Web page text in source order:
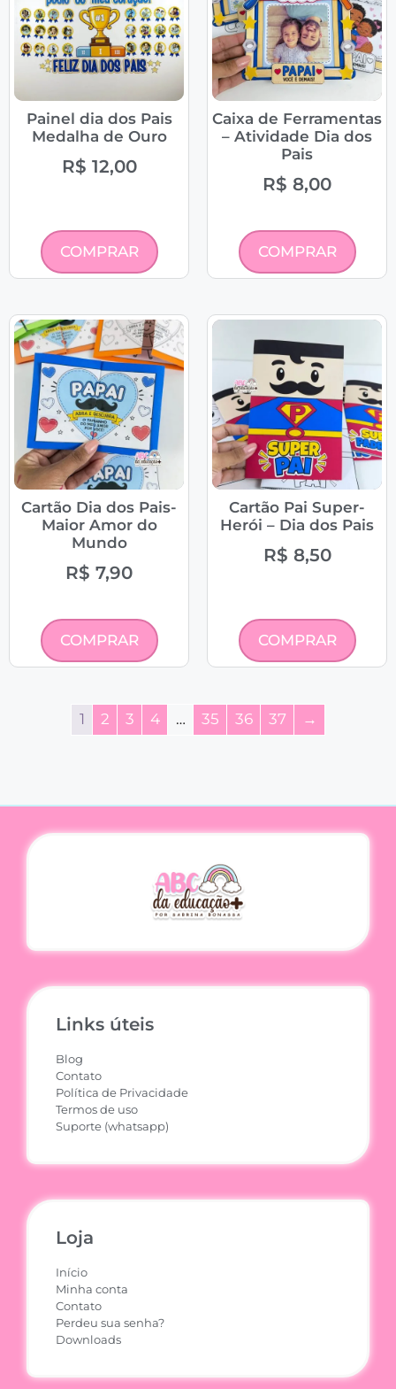
Painel dia dos Pais
Medalha de Ouro
R$ 12,00
COMPRAR
Caixa de Ferramentas
– Atividade Dia dos
Pais
R$ 8,00
COMPRAR
Cartão Dia dos Pais-
Maior Amor do
Mundo
R$ 7,90
COMPRAR
Cartão Pai Super-
Herói – Dia dos Pais
R$ 8,50
COMPRAR
1 2 3 4 … 35 36 37 →
Links úteis
Blog
Contato
Política de Privacidade
Termos de uso
Suporte (whatsapp)
Loja
Início
Minha conta
Contato
Perdeu sua senha?
Downloads